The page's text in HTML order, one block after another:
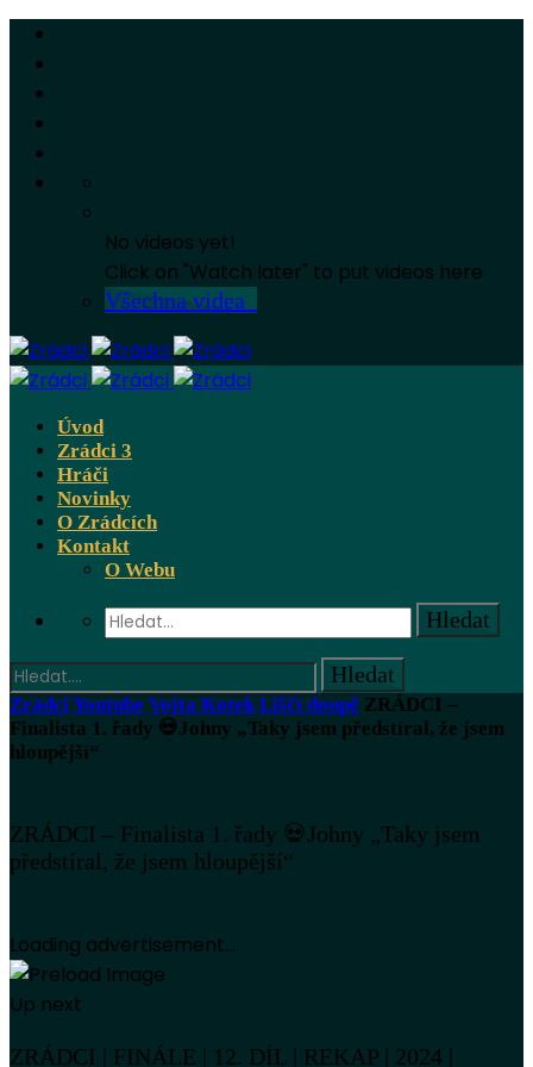
No videos yet!
Click on "Watch later" to put videos here
Všechna videa
Úvod
Zrádci 3
Hráči
Novinky
O Zrádcích
Kontakt
O Webu
ZrádciYoutube Vojta Kotek Liščí doupě ZRÁDCI –
Finalista 1. řady 💀Johny „Taky jsem předstíral, že jsem
hloupější“
ZRÁDCI – Finalista 1. řady 💀Johny „Taky jsem
předstíral, že jsem hloupější“
Loading advertisement...
Up next
ZRÁDCI | FINÁLE | 12. DÍL | REKAP | 2024 |